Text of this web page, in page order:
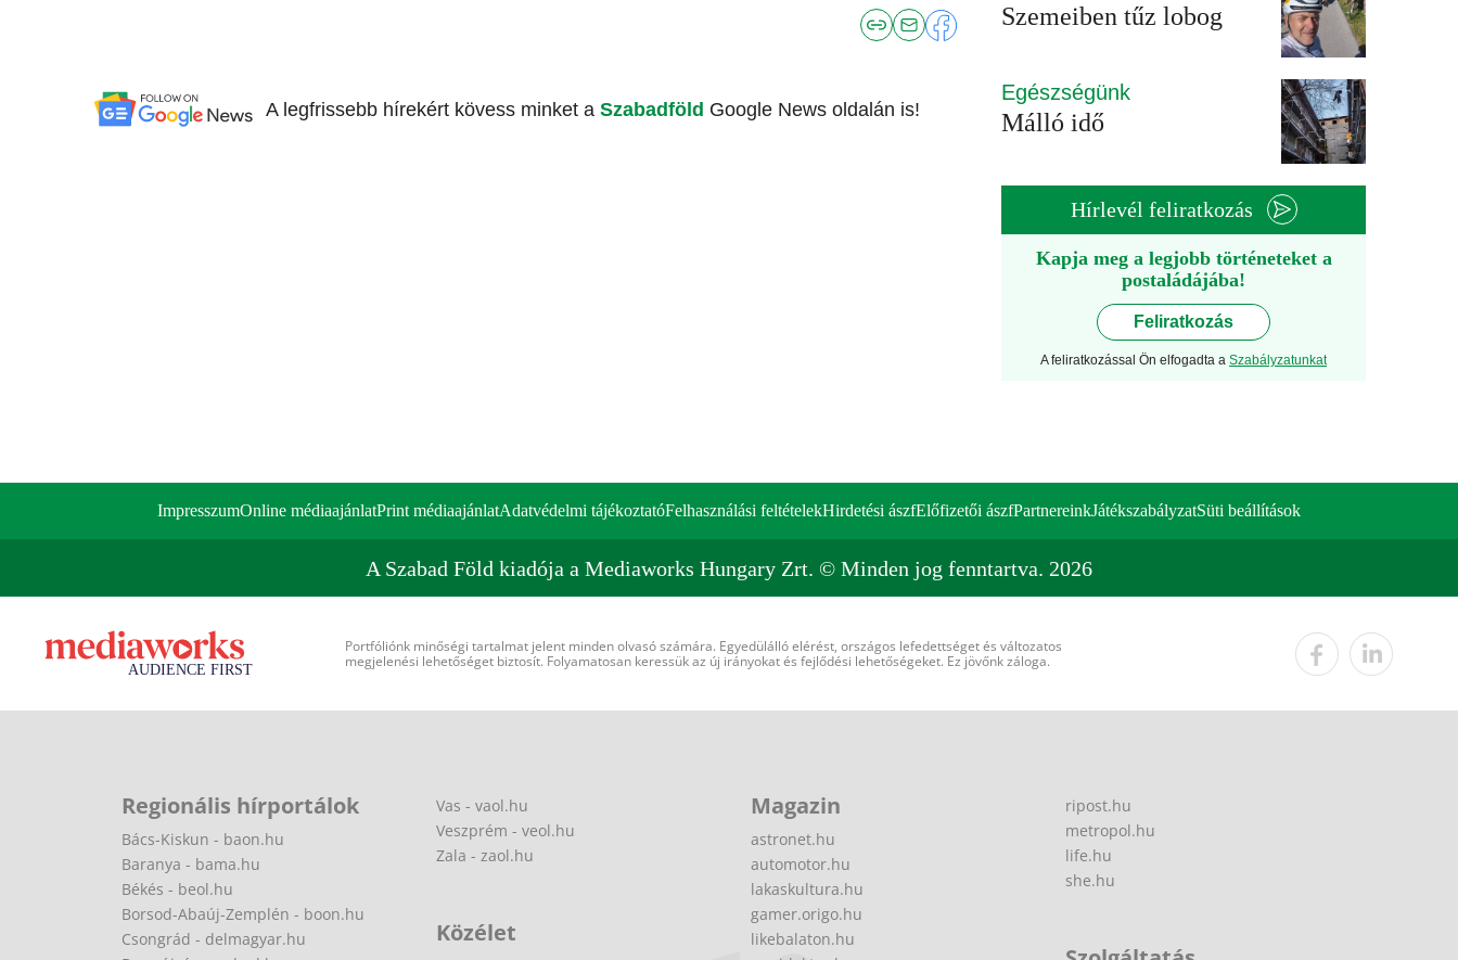
A legfrissebb hírekért kövess minket a Szabadföld Google News oldalán is!
Szemeiben tűz lobog
Egészségünk
Málló idő
Hírlevél feliratkozás
Kapja meg a legjobb történeteket a
postaládájába!
Feliratkozás
A feliratkozással Ön elfogadta a Szabályzatunkat
ImpresszumOnline médiaajánlatPrint médiaajánlatAdatvédelmi tájékoztatóFelhasználási feltételekHirdetési ászfElőfizetői ászfPartnereinkJátékszabályzatSüti beállítások
A Szabad Föld kiadója a Mediaworks Hungary Zrt. © Minden jog fenntartva. 2026
Portfóliónk minőségi tartalmat jelent minden olvasó számára. Egyedülálló elérést, országos lefedettséget és változatos
megjelenési lehetőséget biztosít. Folyamatosan keressük az új irányokat és fejlődési lehetőségeket. Ez jövőnk záloga.
Regionális hírportálok
Bács-Kiskun - baon.hu
Baranya - bama.hu
Békés - beol.hu
Borsod-Abaúj-Zemplén - boon.hu
Csongrád - delmagyar.hu
Vas - vaol.hu
Veszprém - veol.hu
Zala - zaol.hu
Közélet
Magazin
astronet.hu
automotor.hu
lakaskultura.hu
gamer.origo.hu
likebalaton.hu
ripost.hu
metropol.hu
life.hu
she.hu